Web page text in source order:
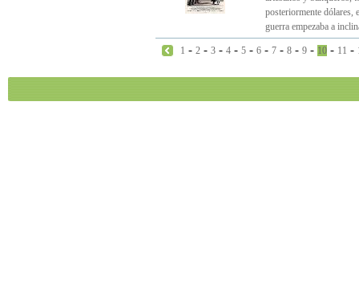
posteriormente dólares,
guerra empezaba a
1 - 2 - 3 - 4 - 5 - 6 - 7 - 8 - 9 - 10 - 11 -